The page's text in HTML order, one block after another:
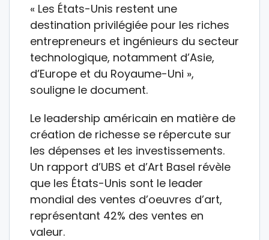
« Les États-Unis restent une
destination privilégiée pour les riches
entrepreneurs et ingénieurs du secteur
technologique, notamment d’Asie,
d’Europe et du Royaume-Uni »,
souligne le document.
Le leadership américain en matière de
création de richesse se répercute sur
les dépenses et les investissements.
Un rapport d’UBS et d’Art Basel révèle
que les États-Unis sont le leader
mondial des ventes d’oeuvres d’art,
représentant 42% des ventes en
valeur.